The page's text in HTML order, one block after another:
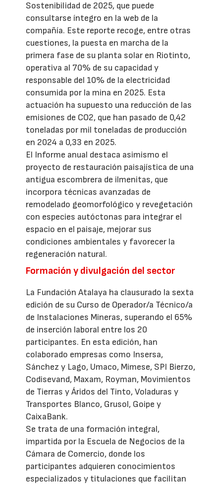
Sostenibilidad de 2025, que puede
consultarse íntegro en la web de la
compañía. Este reporte recoge, entre otras
cuestiones, la puesta en marcha de la
primera fase de su planta solar en Riotinto,
operativa al 70% de su capacidad y
responsable del 10% de la electricidad
consumida por la mina en 2025. Esta
actuación ha supuesto una reducción de las
emisiones de CO2, que han pasado de 0,42
toneladas por mil toneladas de producción
en 2024 a 0,33 en 2025.
El Informe anual destaca asimismo el
proyecto de restauración paisajística de una
antigua escombrera de ilmenitas, que
incorpora técnicas avanzadas de
remodelado geomorfológico y revegetación
con especies autóctonas para integrar el
espacio en el paisaje, mejorar sus
condiciones ambientales y favorecer la
regeneración natural.
Formación y divulgación del sector
La Fundación Atalaya ha clausurado la sexta
edición de su Curso de Operador/a Técnico/a
de Instalaciones Mineras, superando el 65%
de inserción laboral entre los 20
participantes. En esta edición, han
colaborado empresas como Insersa,
Sánchez y Lago, Umaco, Mimese, SPI Bierzo,
Codisevand, Maxam, Royman, Movimientos
de Tierras y Áridos del Tinto, Voladuras y
Transportes Blanco, Grusol, Goipe y
CaixaBank.
Se trata de una formación integral,
impartida por la Escuela de Negocios de la
Cámara de Comercio, donde los
participantes adquieren conocimientos
especializados y titulaciones que facilitan